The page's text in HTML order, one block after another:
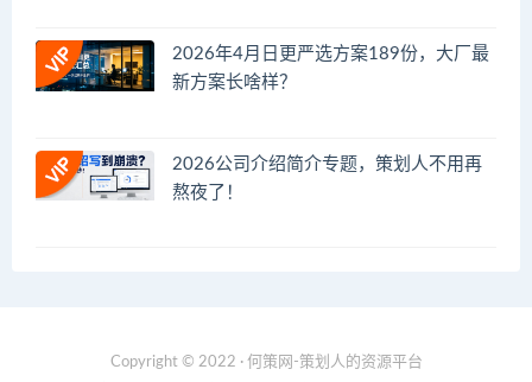
2026年4月日更严选方案189份，大厂最
新方案长啥样？
2026公司介绍简介专题，策划人不用再
熬夜了！
Copyright © 2022 · 何策网-策划人的资源平台